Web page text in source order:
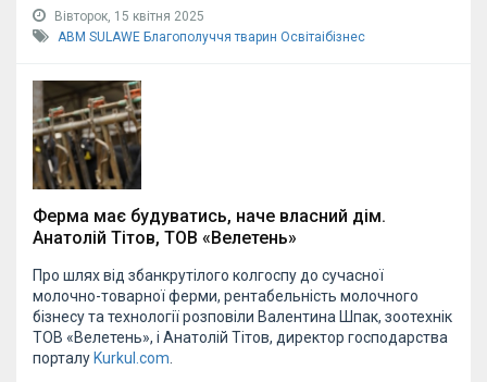
Вівторок, 15 квітня 2025
АВМ SULAWE Благополуччя тварин Освітаібізнес
Ферма має будуватись, наче власний дім.
Анатолій Тітов, ТОВ «Велетень»
Про шлях від збанкрутілого колгоспу до сучасної
молочно-товарної ферми, рентабельність молочного
бізнесу та технології розповіли Валентина Шпак, зоотехнік
ТОВ «Велетень», і Анатолій Тітов, директор господарства
порталу Kurkul.com